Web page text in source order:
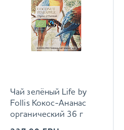
Чай зелёный Life by
Follis Кокос-Ананас
органический 36 г